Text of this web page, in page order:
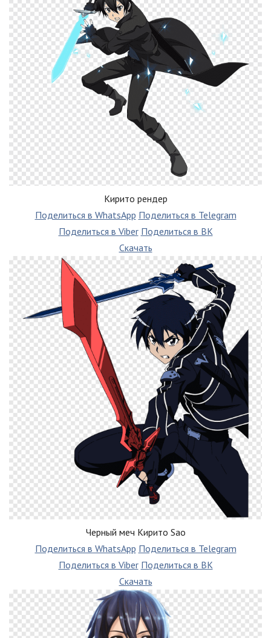
Кирито рендер
Поделиться в WhatsApp Поделиться в Telegram
Поделиться в Viber Поделиться в ВК
Скачать
Черный меч Кирито Sao
Поделиться в WhatsApp Поделиться в Telegram
Поделиться в Viber Поделиться в ВК
Скачать